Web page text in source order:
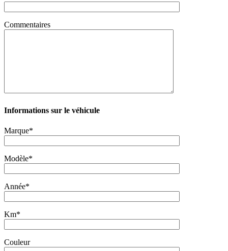
Commentaires
Informations sur le véhicule
Marque*
Modèle*
Année*
Km*
Couleur